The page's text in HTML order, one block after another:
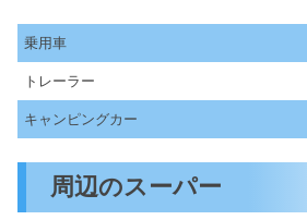
乗用車
トレーラー
キャンピングカー
周辺のスーパー